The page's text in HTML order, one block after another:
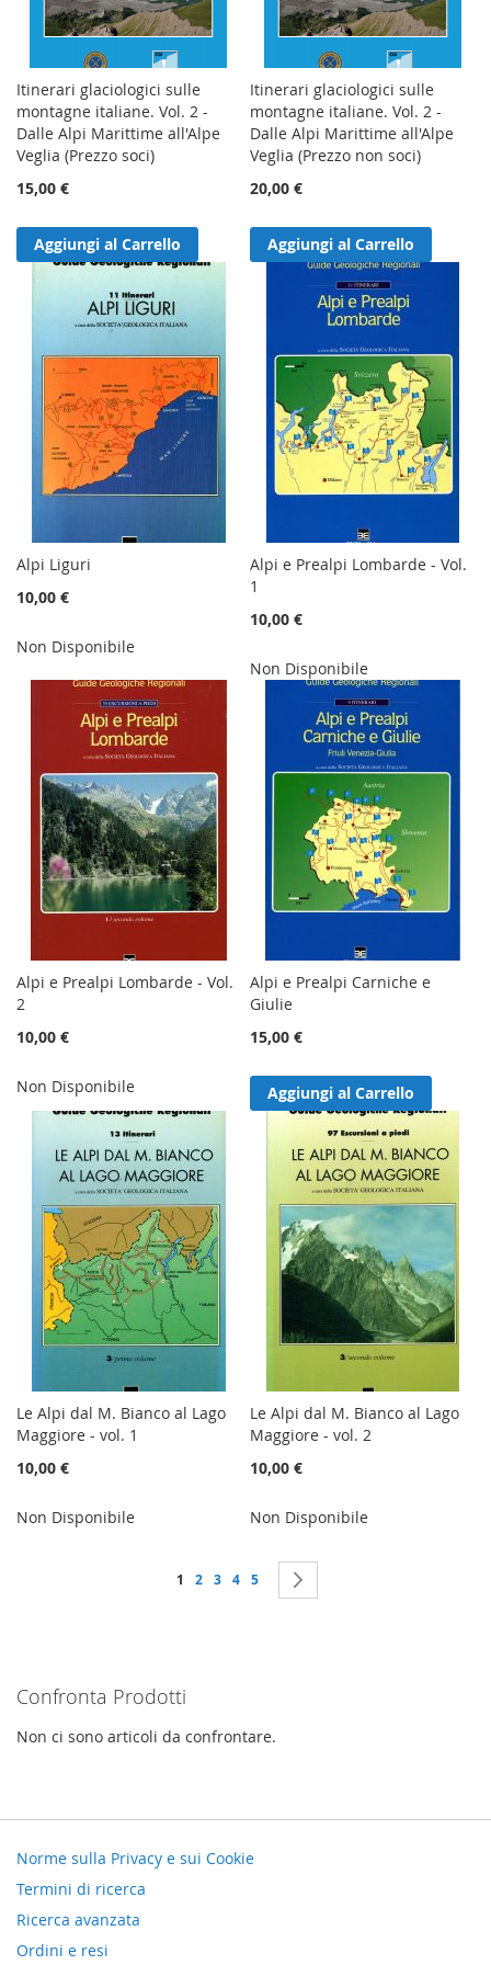
Itinerari glaciologici sulle
montagne italiane. Vol. 2 -
Dalle Alpi Marittime all'Alpe
Veglia (Prezzo soci)
15,00 €
Aggiungi al Carrello
Itinerari glaciologici sulle
montagne italiane. Vol. 2 -
Dalle Alpi Marittime all'Alpe
Veglia (Prezzo non soci)
20,00 €
Aggiungi al Carrello
Alpi Liguri
10,00 €
Non Disponibile
Alpi e Prealpi Lombarde - Vol.
1
10,00 €
Non Disponibile
Alpi e Prealpi Lombarde - Vol.
2
10,00 €
Non Disponibile
Alpi e Prealpi Carniche e
Giulie
15,00 €
Aggiungi al Carrello
Le Alpi dal M. Bianco al Lago
Maggiore - vol. 1
10,00 €
Non Disponibile
Le Alpi dal M. Bianco al Lago
Maggiore - vol. 2
10,00 €
Non Disponibile
Pagina
Attualmente stai leggendo la pagina
1 Pagina
2 Pagina
3 Pagina
4 Pagina
5
Confronta Prodotti
Non ci sono articoli da confrontare.
Norme sulla Privacy e sui Cookie
Termini di ricerca
Ricerca avanzata
Ordini e resi